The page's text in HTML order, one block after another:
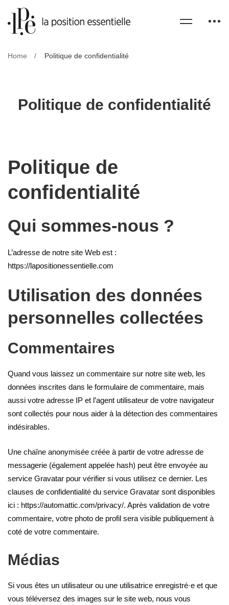
Politique de confidentialité
Home Politique de confidentialité
Politique de
confidentialité
Qui sommes-nous ?
L’adresse de notre site Web est :
https://lapositionessentielle.com
Utilisation des données
personnelles collectées
Commentaires
Quand vous laissez un commentaire sur notre site web, les
données inscrites dans le formulaire de commentaire, mais
aussi votre adresse IP et l’agent utilisateur de votre navigateur
sont collectés pour nous aider à la détection des commentaires
indésirables.
Une chaîne anonymisée créée à partir de votre adresse de
messagerie (également appelée hash) peut être envoyée au
service Gravatar pour vérifier si vous utilisez ce dernier. Les
clauses de confidentialité du service Gravatar sont disponibles
ici : https://automattic.com/privacy/. Après validation de votre
commentaire, votre photo de profil sera visible publiquement à
coté de votre commentaire.
Médias
Si vous êtes un utilisateur ou une utilisatrice enregistré·e et que
vous téléversez des images sur le site web, nous vous